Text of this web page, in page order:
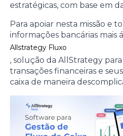
estratégicas, com base em
Para apoiar nesta missão e
informações bancárias mais
Allstrategy Fluxo
, solução da AllStrategy
transações financeiras e
caixa de maneira